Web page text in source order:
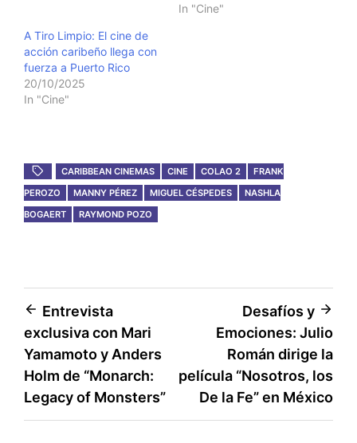
In "Cine"
A Tiro Limpio: El cine de
acción caribeño llega con
fuerza a Puerto Rico
20/10/2025
In "Cine"
CARIBBEAN CINEMAS CINE COLAO 2
FRANK
PEROZO
MANNY PÉREZ MIGUEL CÉSPEDES
NASHLA
BOGAERT
RAYMOND POZO
Post
navigation
Entrevista
exclusiva con Mari
Yamamoto y Anders
Holm de “Monarch:
Legacy of Monsters”
Desafíos y
Emociones: Julio
Román dirige la
película “Nosotros, los
De la Fe” en México